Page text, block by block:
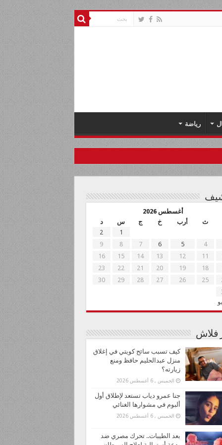
رياضة
أغسطس 2026
ث أرب خ ج س
د
1
2
4
5
6
7
8
9
11
12
13
14
15
16
18
19
20
21
22
23
25
26
27
28
29
30
فلاش
كيف تسبب سائح كويتي في إغلاق
منزل عبدالحليم حافظ ومنع
زيارته؟
الخميس , 6 أغسطس 2026
جنا عمرو دياب تستعد لإطلاق أول
ألبوم في مشوارها الغنائي
الخميس , 6 أغسطس 2026
بعد الطيبات.. تحرك مصري ضد